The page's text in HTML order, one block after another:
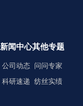
新闻中心
公司动态
科研速递
其他专题
问问专家
纺丝实绩